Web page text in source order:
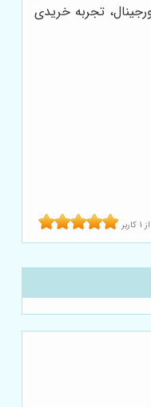
تجربه خریدی
از 1 کاربر